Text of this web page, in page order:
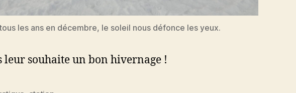
les ans en décembre, le soleil nous défonce les yeux.
leur souhaite un bon hivernage !